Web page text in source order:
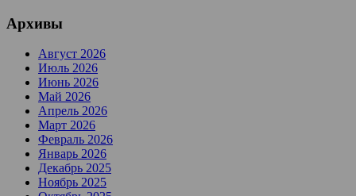
Архивы
Август 2026
Июль 2026
Июнь 2026
Май 2026
Апрель 2026
Март 2026
Февраль 2026
Январь 2026
Декабрь 2025
Ноябрь 2025